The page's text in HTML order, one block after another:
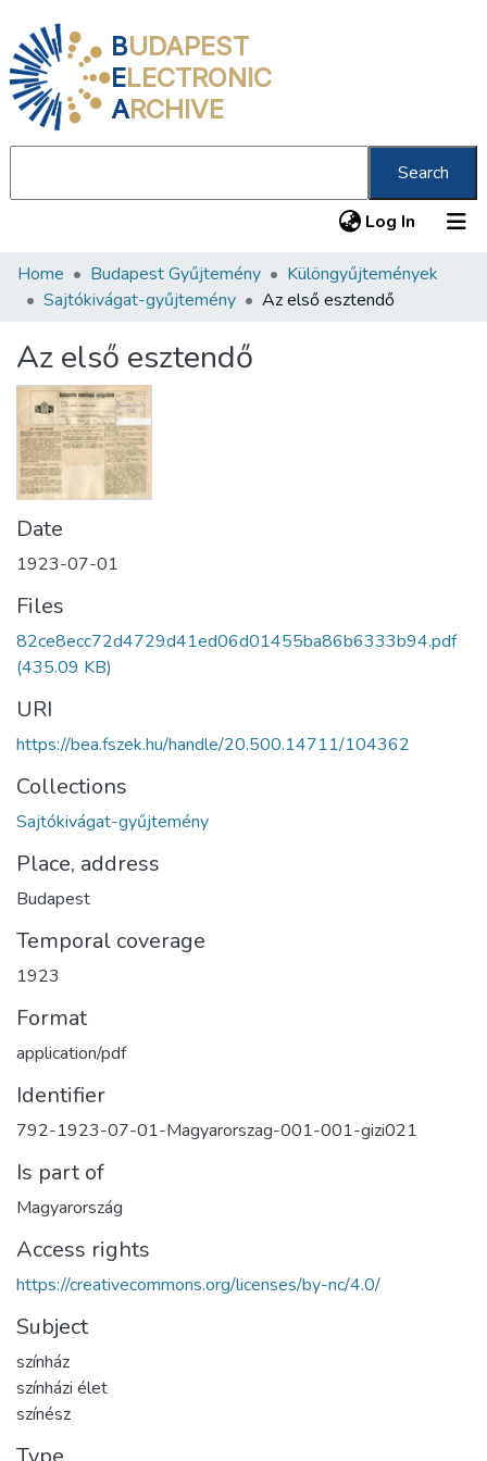
BUDAPEST
ELECTRONIC
ARCHIVE
Search
Log In (current)
Communities & Collections
Statistics
About us
Home Budapest Gyűjtemény
Különgyűjtemények
Sajtókivágat-gyűjtemény
Az első esztendő
Az első esztendő
Date
1923-07-01
Files
82ce8ecc72d4729d41ed06d01455ba86b6333b94.pdf
(435.09 KB)
URI
https://bea.fszek.hu/handle/20.500.14711/104362
Collections
Sajtókivágat-gyűjtemény
Place, address
Budapest
Temporal coverage
1923
Format
application/pdf
Identifier
792-1923-07-01-Magyarorszag-001-001-gizi021
Is part of
Magyarország
Access rights
https://creativecommons.org/licenses/by-nc/4.0/
Subject
színház
színházi élet
színész